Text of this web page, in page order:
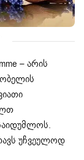
– არის
უჩვეულოდ